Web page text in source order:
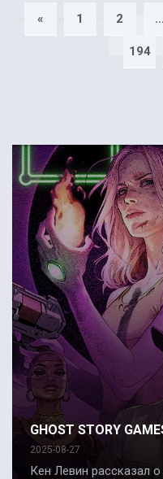
« 1 2 ...
194
GHOST STORY
2025-08-27
Кен Левин рассказал